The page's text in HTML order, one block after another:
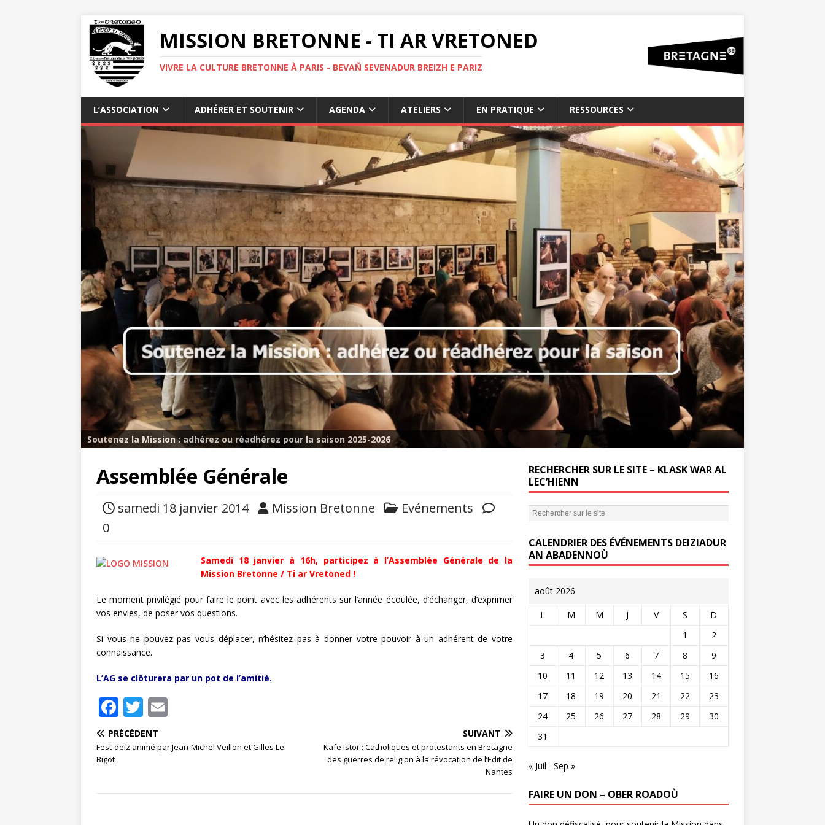
MISSION BRETONNE - TI AR VRETONED
VIVRE LA CULTURE BRETONNE À PARIS - BEVAÑ SEVENADUR BREIZH E PARIZ
L’ASSOCIATION ADHÉRER ET SOUTENIR AGENDA ATELIERS EN PRATIQUE RESSOURCES
Soutenez la Mission : adhérez ou réadhérez pour la saison 2025-2026
Assemblée Générale
samedi 18 janvier 2014 Mission Bretonne
Evénements
0
Samedi 18 janvier à 16h, participez à l’Assemblée Générale de la
Mission Bretonne / Ti ar Vretoned !
Le moment privilégié pour faire le point avec les adhérents sur l’année écoulée, d’échanger, d’exprimer
vos envies, de poser vos questions.
Si vous ne pouvez pas vous déplacer, n’hésitez pas à donner votre pouvoir à un adhérent de votre
connaissance.
L’AG se clôturera par un pot de l’amitié.
F
a
c
T
w
it ai
PRÉCÉDENT
Fest-deiz animé par Jean-Michel Veillon et Gilles Le
Bigot
SUIVANT
Kafe Istor : Catholiques et protestants en Bretagne
des guerres de religion à la révocation de l’Edit de
Nantes
RECHERCHER SUR LE SITE – KLASK WAR AL
LEC’HIENN
CALENDRIER DES ÉVÉNEMENTS DEIZIADUR
AN ABADENNOÙ
août 2026
L M M J V S
D
1
2
3
4 5 6 7 8
9
10
11 12 13 14 15
16
17
18 19 20 21 22
23
24
25 26 27 28 29
30
31
« Juil Sep »
FAIRE UN DON – OBER ROADOÙ